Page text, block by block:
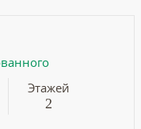
Этажей
2